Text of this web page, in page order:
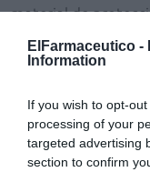
ElFarmaceutico -
Information
If you wish to opt-
processing of your
targeted advertising
section to confirm
material de
stocks
de
medicamentos de
Dispensación
Paxlovid…